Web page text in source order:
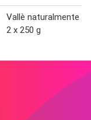
Vallè naturalmente
2 x 250 g